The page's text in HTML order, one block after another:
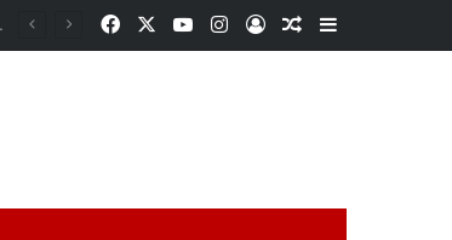
FacebookYouTubeInstagram
AccesoPublicación al
Barra lateral